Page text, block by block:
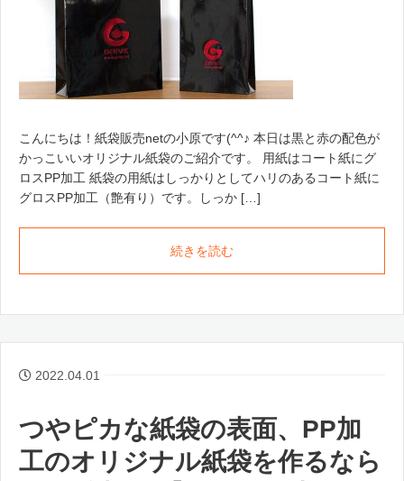
こんにちは！紙袋販売netの小原です(^^♪ 本日は黒と赤の配色が
かっこいいオリジナル紙袋のご紹介です。 用紙はコート紙にグ
ロスPP加工 紙袋の用紙はしっかりとしてハリのあるコート紙に
グロスPP加工（艶有り）です。しっか […]
続きを読む
2022.04.01
つやピカな紙袋の表面、PP加
工のオリジナル紙袋を作るなら